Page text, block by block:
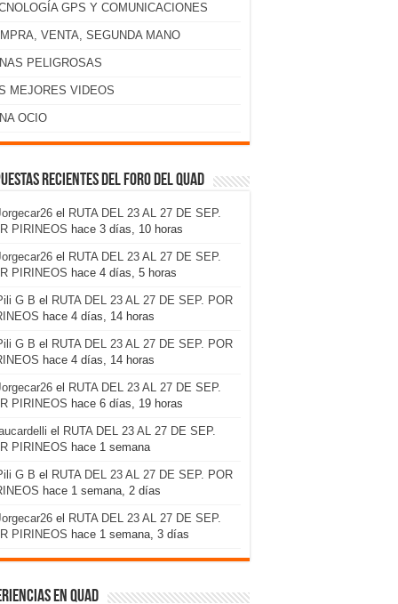
GPS Y COMUNICACIONES
VENTA, SEGUNDA MANO
PELIGROSAS
MEJORES VIDEOS
OCIO
recientes del foro del Quad
el RUTA DEL 23 AL 27 DE SEP.
PIRINEOS hace 3 días, 10 horas
el RUTA DEL 23 AL 27 DE SEP.
PIRINEOS hace 4 días, 5 horas
G B el RUTA DEL 23 AL 27 DE SEP. POR
hace 4 días, 14 horas
G B el RUTA DEL 23 AL 27 DE SEP. POR
hace 4 días, 14 horas
el RUTA DEL 23 AL 27 DE SEP.
PIRINEOS hace 6 días, 19 horas
el RUTA DEL 23 AL 27 DE SEP.
PIRINEOS hace 1 semana
G B el RUTA DEL 23 AL 27 DE SEP. POR
hace 1 semana, 2 días
el RUTA DEL 23 AL 27 DE SEP.
PIRINEOS hace 1 semana, 3 días
en Quad